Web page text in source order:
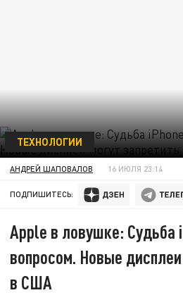
ТЕХНОЛОГИИ
АНДРЕЙ ШАПОВАЛОВ 16 ИЮЛЯ 23:14
ПОДПИШИТЕСЬ:
Apple в ловушке: Судьба
вопросом. Новые
в США